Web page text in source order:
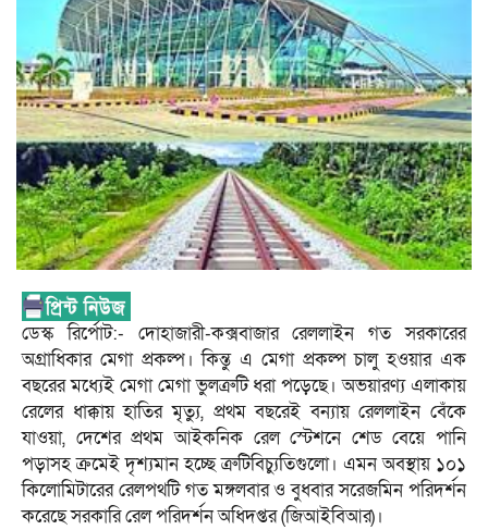
ডেস্ক রির্পোট:- দোহাজারী-কক্সবাজার রেললাইন গত সরকারের
অগ্রাধিকার মেগা প্রকল্প। কিন্তু এ মেগা প্রকল্প চালু হওয়ার এক
বছরের মধ্যেই মেগা মেগা ভুলত্রুটি ধরা পড়েছে। অভয়ারণ্য এলাকায়
রেলের ধাক্কায় হাতির মৃত্যু, প্রথম বছরেই বন্যায় রেললাইন বেঁকে
যাওয়া, দেশের প্রথম আইকনিক রেল স্টেশনে শেড বেয়ে পানি
পড়াসহ ক্রমেই দৃশ্যমান হচ্ছে ত্রুটিবিচ্যুতিগুলো। এমন অবস্থায় ১০১
কিলোমিটারের রেলপথটি গত মঙ্গলবার ও বুধবার সরেজমিন পরিদর্শন
করেছে সরকারি রেল পরিদর্শন অধিদপ্তর (জিআইবিআর)।